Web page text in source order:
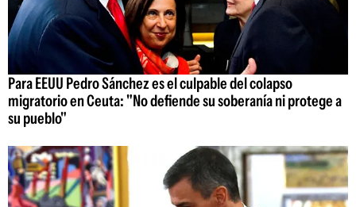
Para EEUU Pedro Sánchez es el culpable del colapso
migratorio en Ceuta: "No defiende su soberanía ni protege a
su pueblo"